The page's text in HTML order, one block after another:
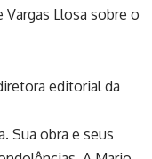
Llosa sobre o
editorial da
Sua obra e seus